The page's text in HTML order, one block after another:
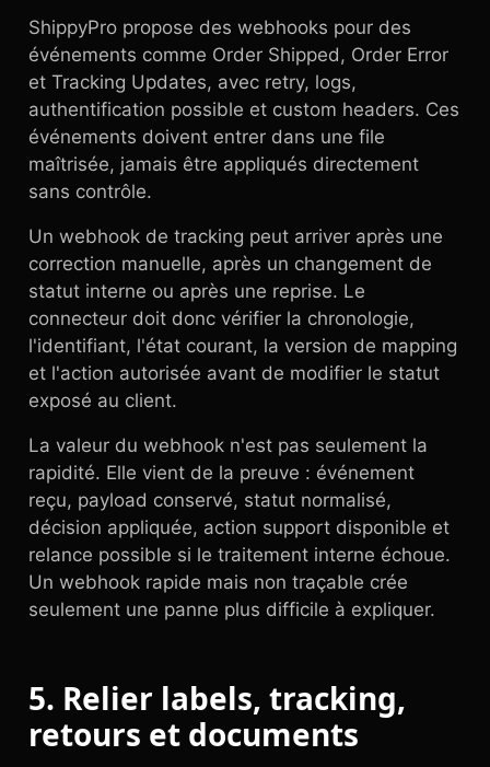
ShippyPro propose des webhooks pour des
événements comme Order Shipped, Order Error
et Tracking Updates, avec retry, logs,
authentification possible et custom headers. Ces
événements doivent entrer dans une file
maîtrisée, jamais être appliqués directement
sans contrôle.
Un webhook de tracking peut arriver après une
correction manuelle, après un changement de
statut interne ou après une reprise. Le
connecteur doit donc vérifier la chronologie,
l'identifiant, l'état courant, la version de mapping
et l'action autorisée avant de modifier le statut
exposé au client.
La valeur du webhook n'est pas seulement la
rapidité. Elle vient de la preuve : événement
reçu, payload conservé, statut normalisé,
décision appliquée, action support disponible et
relance possible si le traitement interne échoue.
Un webhook rapide mais non traçable crée
seulement une panne plus difficile à expliquer.
5. Relier labels, tracking,
retours et documents